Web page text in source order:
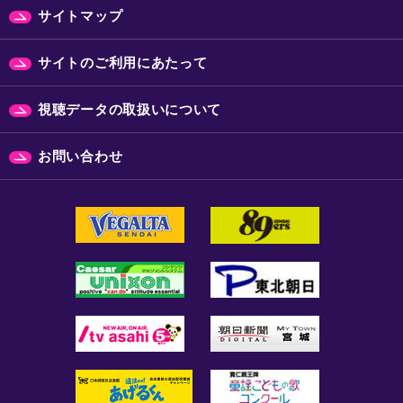
サイトマップ
サイトのご利用にあたって
視聴データの取扱いについて
お問い合わせ